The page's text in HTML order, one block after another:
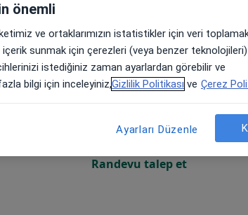
Bugün
6 Ağustos
Yarın
7 Ağustos
Cmt,
8 Ağustos
Paz,
9
Online randevu erişime kapalı
Randevu talep et
önemli
ve ortaklarımızın istatistikler için veri
içerik sunmak için çerezleri (veya benzer
istediğiniz zaman ayarlardan görebilir ve
bilgi için inceleyiniz,Gizlilik Politikası ve Çerez
Ayarları Düzenle